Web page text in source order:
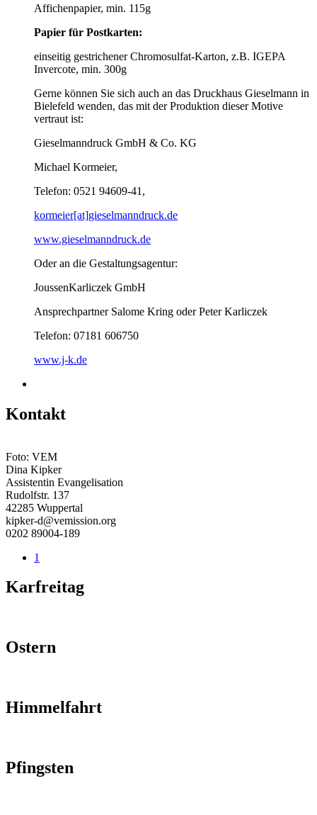
Affichenpapier, min. 115g
Papier für Postkarten:
einseitig gestrichener Chromosulfat-Karton, z.B. IGEPA
Invercote, min. 300g
Gerne können Sie sich auch an das Druckhaus Gieselmann in
Bielefeld wenden, das mit der Produktion dieser Motive
vertraut ist:
Gieselmanndruck GmbH & Co. KG
Michael Kormeier,
Telefon: 0521 94609-41,
kormeier[at]gieselmanndruck.de
www.gieselmanndruck.de
Oder an die Gestaltungsagentur:
JoussenKarliczek GmbH
Ansprechpartner Salome Kring oder Peter Karliczek
Telefon: 07181 606750
www.j-k.de
Kontakt
Foto: VEM
Dina Kipker
Assistentin Evangelisation
Rudolfstr. 137
42285 Wuppertal
kipker-d@vemission.org
0202 89004-189
1
Karfreitag
Ostern
Himmelfahrt
Pfingsten